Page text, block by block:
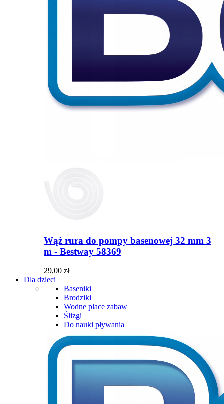
Wąż rura do pompy basenowej 32 mm 3
m - Bestway 58369
29,00 zł
Dla dzieci
Baseniki
Brodziki
Wodne place zabaw
Ślizgi
Do nauki pływania